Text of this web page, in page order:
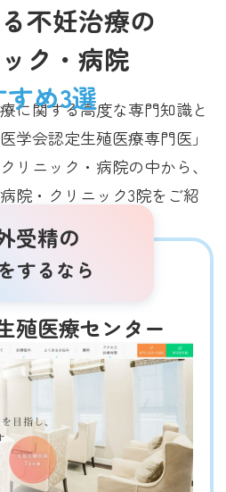
不妊治療の
ク・病院
め3選
に関する高度な専門知識と
学会認定生殖医療専門医」
リニック・病院の中から、
院・クリニック3院をご紹
時点）。
受精の
するなら
医療センター